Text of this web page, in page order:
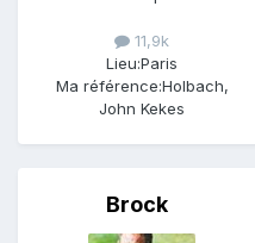
11,9k
Lieu:Paris
Ma référence:Holbach,
John Kekes
Brock